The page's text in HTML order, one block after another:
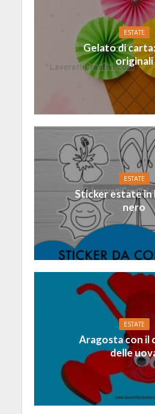
ESTATE
Gelato di
originali
ESTATE
Sticker estate in
nero
ESTATE
Aragosta con il
delle